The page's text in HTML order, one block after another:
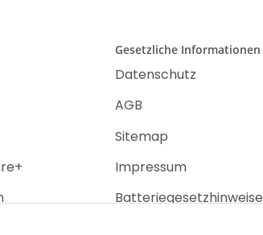
Gesetzliche Informationen
Datenschutz
AGB
Sitemap
Impressum
Batteriegesetzhinweise